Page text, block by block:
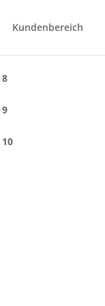
Kundenbereich
8
9
10